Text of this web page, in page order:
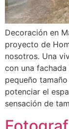
Decoración en
proyecto de
nosotros. Una
con una
pequeño
potenciar el
sensación de